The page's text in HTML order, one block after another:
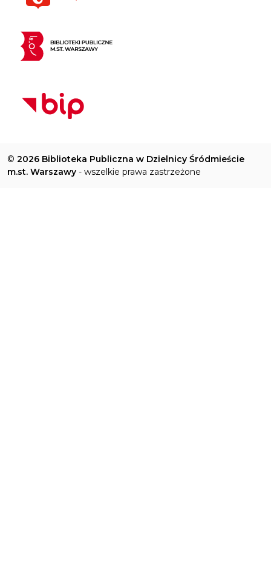
© 2026 Biblioteka Publiczna w Dzielnicy Śródmieście
m.st. Warszawy - wszelkie prawa zastrzeżone